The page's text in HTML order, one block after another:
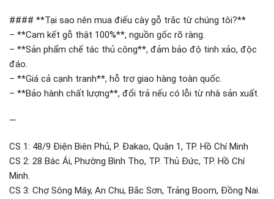
#### **Tại sao nên mua điếu cày gỗ trắc từ chúng tôi?**
– **Cam kết gỗ thật 100%**, nguồn gốc rõ ràng.
– **Sản phẩm chế tác thủ công**, đảm bảo độ tinh xảo, độc
đáo.
– **Giá cả cạnh tranh**, hỗ trợ giao hàng toàn quốc.
– **Bảo hành chất lượng**, đổi trả nếu có lỗi từ nhà sản xuất.
—
CS 1: 48/9 Điện Biên Phủ, P. Đakao, Quận 1, TP. Hồ Chí Minh
CS 2: 28 Bác Ái, Phường Bình Thọ, TP. Thủ Đức, TP. Hồ Chí
Minh.
CS 3: Chợ Sông Mây, An Chu, Bắc Sơn, Trảng Boom, Đồng Nai.